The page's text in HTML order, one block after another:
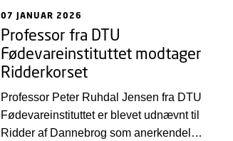
07 JANUAR 2026
Professor fra DTU
Fødevareinstituttet modtager
Ridderkorset
Professor Peter Ruhdal Jensen fra DTU
Fødevareinstituttet er blevet udnævnt til
Ridder af Dannebrog som anerkendelse